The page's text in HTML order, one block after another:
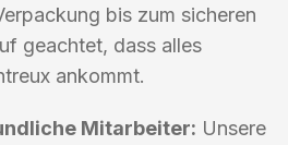
bis zum sicheren
geachtet, dass alles
ankommt.
Mitarbeiter: Unsere